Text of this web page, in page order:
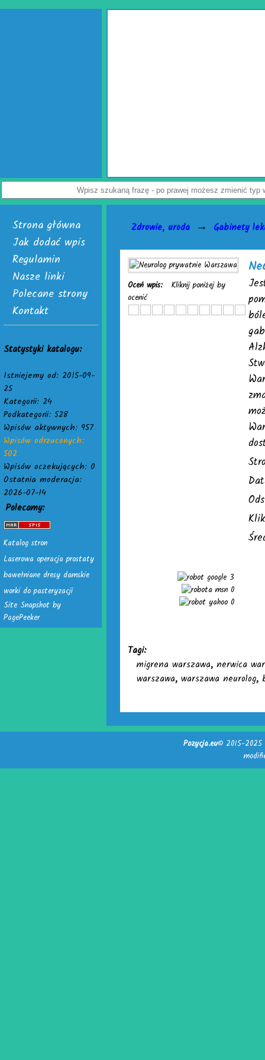
Strona główna
Jak dodać wpis
Regulamin
Nasze linki
Polecane strony
Kontakt
Statystyki katalogu:
Istniejemy od: 2015-09-
25
Kategorii: 24
Podkategorii: 528
Wpisów aktywnych: 957
Wpisów odrzuconych:
502
Wpisów oczekujących: 0
Ostatnia moderacja:
2026-07-14
Polecamy:
Katalog stron
Laserowa operacja prostaty
bawełniane dresy damskie
worki do pasteryzacji
Site Snapshot by
PagePeeker
Zdrowie, uroda → Gabinety
Oceń wpis:
Kliknij poniżej by
ocenić
3
0
0
Tagi:
migrena warszawa, nerwica
warszawa, warszawa neurolog,
Pozycja.eu© 2015-